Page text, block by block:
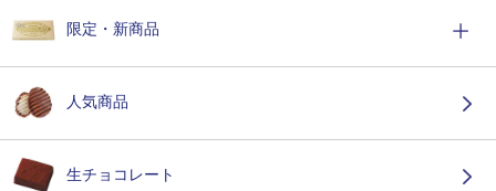
限定・新商品
人気商品
生チョコレート